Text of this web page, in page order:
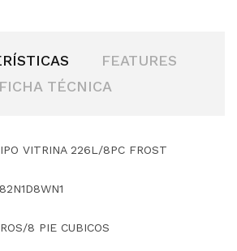
FEATURES
FICHA TÉCNICA
VITRINA 226L/8PC FROST
8 PIE CUBICOS